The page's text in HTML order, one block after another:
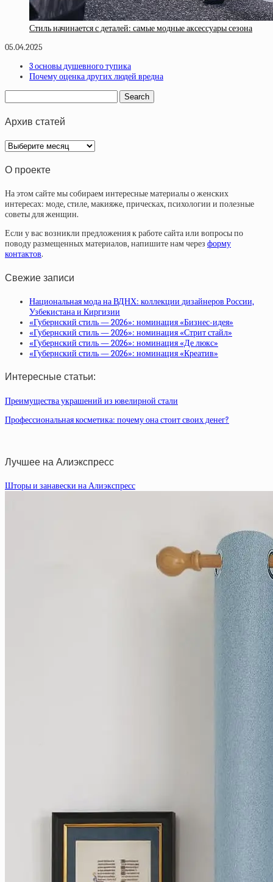
Стиль начинается с деталей: самые модные аксессуары сезона
05.04.2025
3 основы душевного тупика
Почему оценка других людей вредна
Архив статей
Архив
статей
О проекте
На этом сайте мы собираем интересные материалы о женских
интересах: моде, стиле, макияже, прическах, психологии и полезные
советы для женщин.
Если у вас возникли предложения к работе сайта или вопросы по
поводу размещенных материалов, напишите нам через форму
контактов.
Свежие записи
Национальная мода на ВДНХ: коллекции дизайнеров России,
Узбекистана и Киргизии
«Губернский стиль — 2026»: номинация «Бизнес-идея»
«Губернский стиль — 2026»: номинация «Стрит стайл»
«Губернский стиль — 2026»: номинация «Де люкс»
«Губернский стиль — 2026»: номинация «Креатив»
Интересные статьи:
Преимущества украшений из ювелирной стали
Профессиональная косметика: почему она стоит своих денег?
Лучшее на Алиэкспресс
Шторы и занавески на Алиэкспресс